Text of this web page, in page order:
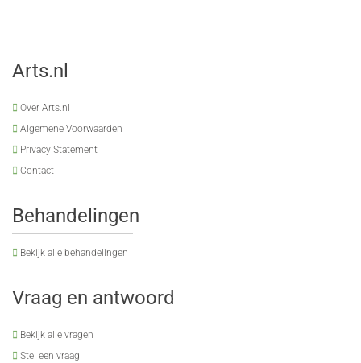
Arts.nl
Over Arts.nl
Algemene Voorwaarden
Privacy Statement
Contact
Behandelingen
Bekijk alle behandelingen
Vraag en antwoord
Bekijk alle vragen
Stel een vraag